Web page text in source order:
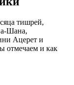
тишрей,
Шана,
Ацерет и
отмечаем и как